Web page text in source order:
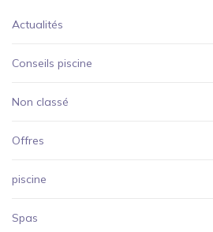
Actualités
Conseils piscine
Non classé
Offres
piscine
Spas